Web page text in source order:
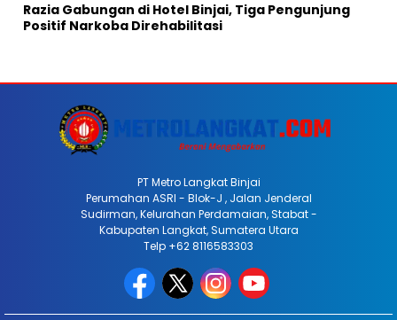
Razia Gabungan di Hotel Binjai, Tiga Pengunjung
Positif Narkoba Direhabilitasi
PT Metro Langkat Binjai
Perumahan ASRI - Blok-J , Jalan Jenderal
Sudirman, Kelurahan Perdamaian, Stabat -
Kabupaten Langkat, Sumatera Utara
Telp +62 8116583303